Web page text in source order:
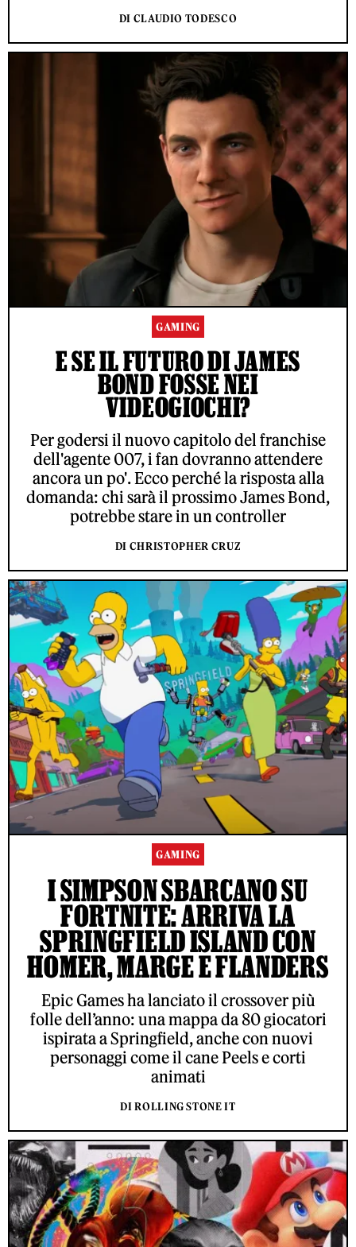
DI CLAUDIO TODESCO
GAMING
E SE IL FUTURO DI JAMES
BOND FOSSE NEI
VIDEOGIOCHI?
Per godersi il nuovo capitolo del franchise
dell'agente 007, i fan dovranno attendere
ancora un po'. Ecco perché la risposta alla
domanda: chi sarà il prossimo James Bond,
potrebbe stare in un controller
DI CHRISTOPHER CRUZ
GAMING
I SIMPSON SBARCANO SU
FORTNITE: ARRIVA LA
SPRINGFIELD ISLAND CON
HOMER, MARGE E FLANDERS
Epic Games ha lanciato il crossover più
folle dell’anno: una mappa da 80 giocatori
ispirata a Springfield, anche con nuovi
personaggi come il cane Peels e corti
animati
DI ROLLING STONE IT